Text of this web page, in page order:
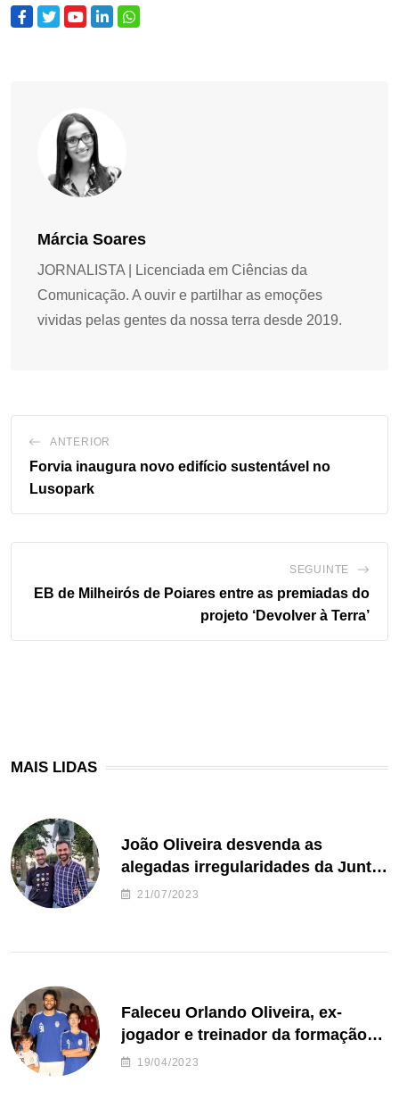
Márcia Soares
JORNALISTA | Licenciada em Ciências da
Comunicação. A ouvir e partilhar as emoções
vividas pelas gentes da nossa terra desde 2019.
ANTERIOR
Forvia inaugura novo edifício sustentável no
Lusopark
SEGUINTE
EB de Milheirós de Poiares entre as premiadas do
projeto ‘Devolver à Terra’
MAIS LIDAS
João Oliveira desvenda as
alegadas irregularidades da Junta
de Freguesia S. João de Ver
21/07/2023
Faleceu Orlando Oliveira, ex-
jogador e treinador da formação
de andebol do Feirense
19/04/2023